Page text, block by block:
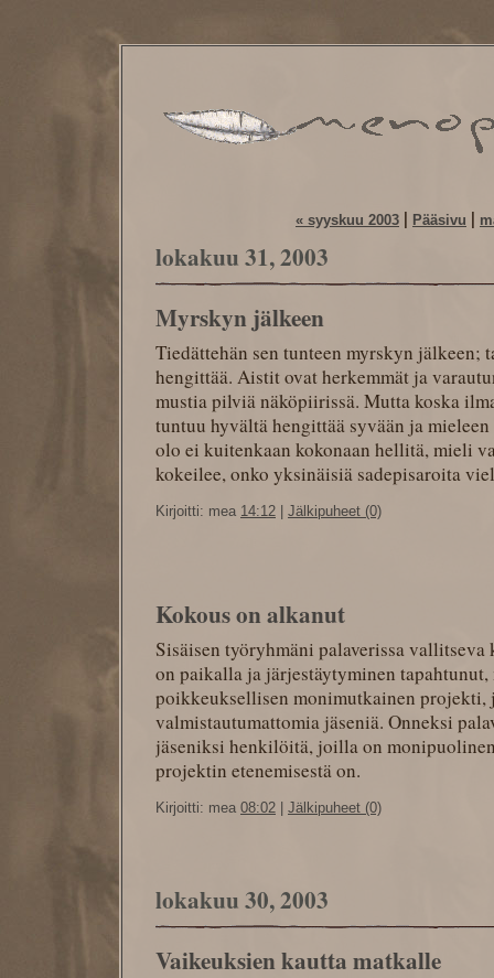
« syyskuu 2003 | Pääsivu |
lokakuu 31, 2003
Myrskyn jälkeen
Tiedättehän sen tunteen myrskyn jälkeen;
hengittää. Aistit ovat herkemmät ja
mustia pilviä näköpiirissä. Mutta koska
tuntuu hyvältä hengittää syvään ja
olo ei kuitenkaan kokonaan hellitä, mieli
kokeilee, onko yksinäisiä sadepisaroita
Kirjoitti: mea 14:12 Jälkipuheet (0)
Kokous on alkanut
Sisäisen työryhmäni palaverissa vallitseva
on paikalla ja järjestäytyminen
poikkeuksellisen monimutkainen projekti,
valmistautumattomia jäseniä. Onneksi
jäseniksi henkilöitä, joilla on
projektin etenemisestä on.
Kirjoitti: mea 08:02 | Jälkipuheet (0)
lokakuu 30, 2003
Vaikeuksien kautta matkalle